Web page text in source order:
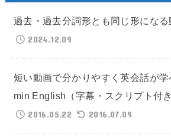
過去・過去分詞形とも同じ形になる
2024.12.09
短い動画で分かりやすく英会話が
min English（字幕・スクリプト付き
2016.05.22
2016.07.09